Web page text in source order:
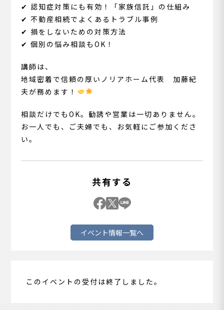
✔︎ 認知症対策にも有効！「家族信託」の仕組み
✔︎ 不動産相続でよくあるトラブル事例
✔︎ 損をしないための対策方法
✔︎ 個別の悩み相談もOK！
講師は、
地域密着で信頼の厚いノリアホーム代表 加藤紀
夫が務めます！
相談だけでもOK。勧誘や営業は一切ありません。
お一人でも、ご夫婦でも、お気軽にご参加くださ
い。
共有する
イベント情報一覧へ
このイベントの受付は終了しました。